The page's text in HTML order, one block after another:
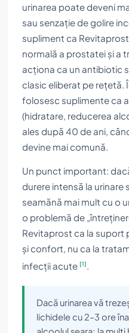
urinarea poate deveni
sau senzație de golire
supliment ca
normală a prostatei și a
acționa ca un antibiotic
clasic eliberat pe rețetă.
folosesc suplimente ca
(hidratare, reducerea
ales după 40 de ani,
devine mai comună.
Un punct important:
durere intensă la urinare
seamănă mai mult cu o
o problemă de
Revitaprost ca la
și confort, nu ca la
infecții acute [1]
Dacă urinarea vă
lichidele cu 2–3 ore